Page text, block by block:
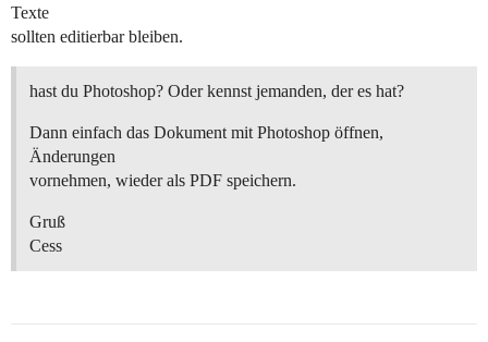
Texte
sollten editierbar bleiben.
hast du Photoshop? Oder kennst jemanden, der es hat?
Dann einfach das Dokument mit Photoshop öffnen,
Änderungen
vornehmen, wieder als PDF speichern.
Gruß
Cess